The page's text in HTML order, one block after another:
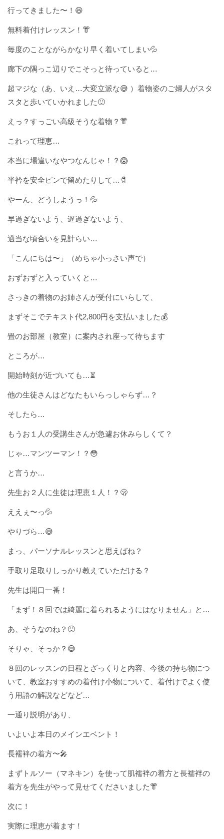
行ってきました〜！😆
無料着付けレッスン！👘
毎度のことながらかなり早く着いてしまい💦
廊下の隅っこ辺りでこそっと待っていると…
超マジな（あ、いえ…大変立派な😅 ）着物姿のご婦人がスタ
スタと歩いていかれました🙂
えっ？すっごい高級そうな着物？👘
これって理恵…
本当に場違いなやつなんじゃ！？😱
半衿を安全ピンで留めたりして…🧷
やーん、どうしようっ！💦
早過ぎないよう、遅過ぎないよう、
適当な頃合いを見計らい…
「こんにちは〜」（めちゃ小っさい声で）
おずおずと入っていくと…
さっきの着物のお姉さんが受付にいらして、
まずそこでテキスト代2,800円を支払いました💰
畳のお部屋（教室）に案内され座って待ちます
ところが…
開始時刻が近づいても…⏳
他の生徒さんはどなたもいらっしゃらず…？
そしたら…
もうお１人の受講生さんが急遽お休みらしくて？
じゃ…マンツーマン！？😳
と言うか…
先生お２人に生徒は理恵１人！？🫢
ええぇ〜っ💦
やりづら…😅
まっ、パーソナルレッスンと思えばね？
手取り足取りしっかり教えていただける？
先生は開口一番！
「まず！８回では綺麗に着られるようにはなりません」と…
あ、そうなのね？🙂
そりゃ、そっか？😅
８回のレッスンの日程とざっくりと内容、今後の持ち物につ
いて、教室おすすめの着付け小物について、着付けでよく使
う用語の解説などなど…
一通り説明があり、
いよいよ本日のメインエベント！
長襦袢の着方〜🎤
まずトルソー（マネキン）を使って肌襦袢の着方と長襦袢の
着方を先生がやって見せてくださいました👘
次に！
実際に理恵が着ます！